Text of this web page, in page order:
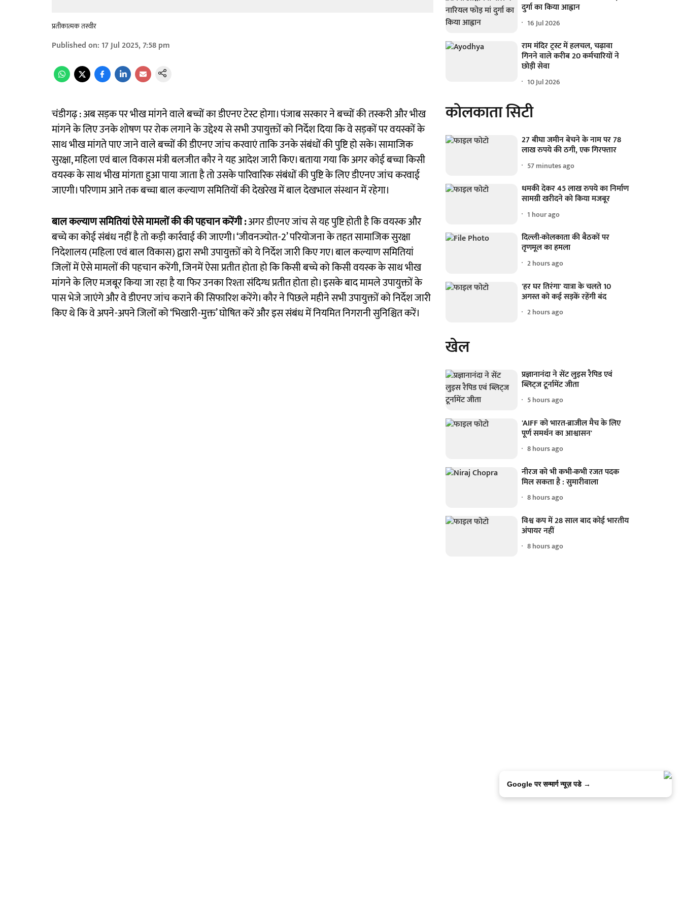
प्रतीकात्मक तस्वीर
Published on: 17 Jul 2025, 7:58 pm
चंडीगढ़ : अब सड़क पर भीख मांगने वाले बच्चों का डीएनए टेस्ट होगा। पंजाब सरकार ने बच्चों की तस्करी और भीख
मांगने के लिए उनके शोषण पर रोक लगाने के उद्देश्य से सभी उपायुक्तों को निर्देश दिया कि वे सड़कों पर वयस्कों के
साथ भीख मांगते पाए जाने वाले बच्चों की डीएनए जांच करवाएं ताकि उनके संबंधों की पुष्टि हो सके। सामाजिक
सुरक्षा, महिला एवं बाल विकास मंत्री बलजीत कौर ने यह आदेश जारी किए। बताया गया कि अगर कोई बच्चा किसी
वयस्क के साथ भीख मांगता हुआ पाया जाता है तो उसके पारिवारिक संबंधों की पुष्टि के लिए डीएनए जांच करवाई
जाएगी। परिणाम आने तक बच्चा बाल कल्याण समितियों की देखरेख में बाल देखभाल संस्थान में रहेगा।
बाल कल्याण समितियां ऐसे मामलों की की पहचान करेंगी :अगर डीएनए जांच से यह पुष्टि होती है कि वयस्क और
बच्चे का कोई संबंध नहीं है तो कड़ी कार्रवाई की जाएगी। ‘जीवनज्योत-2’ परियोजना के तहत सामाजिक सुरक्षा
निदेशालय (महिला एवं बाल विकास) द्वारा सभी उपायुक्तों को ये निर्देश जारी किए गए। बाल कल्याण समितियां
जिलों में ऐसे मामलों की पहचान करेंगी, जिनमें ऐसा प्रतीत होता हो कि किसी बच्चे को किसी वयस्क के साथ भीख
मांगने के लिए मजबूर किया जा रहा है या फिर उनका रिश्ता संदिग्ध प्रतीत होता हो। इसके बाद मामले उपायुक्तों के
पास भेजे जाएंगे और वे डीएनए जांच कराने की सिफारिश करेंगे। कौर ने पिछले महीने सभी उपायुक्तों को निर्देश जारी
किए थे कि वे अपने-अपने जिलों को ‘भिखारी-मुक्त’ घोषित करें और इस संबंध में नियमित निगरानी सुनिश्चित करें।
दुर्गा का किया आह्वान
16 Jul 2026
राम मंदिर ट्रस्ट में हलचल, चढ़ावा
गिनने वाले करीब 20 कर्मचारियों ने
छोड़ी सेवा
10 Jul 2026
कोलकाता सिटी
27 बीघा जमीन बेचने के नाम पर 78
लाख रुपये की ठगी, एक गिरफ्तार
57 minutes ago
धमकी देकर 45 लाख रुपये का निर्माण
सामग्री खरीदने को किया मजबूर
1 hour ago
दिल्ली-कोलकाता की बैठकों पर
तृणमूल का हमला
2 hours ago
'हर घर तिरंगा' यात्रा के चलते 10
अगस्त को कई सड़कें रहेंगी बंद
2 hours ago
खेल
प्रज्ञानानंदा ने सेंट लुइस रैपिड एवं
ब्लिट्ज टूर्नामेंट जीता
5 hours ago
'AIFF को भारत-ब्राजील मैच के लिए
पूर्ण समर्थन का आश्वासन'
8 hours ago
नीरज को भी कभी-कभी रजत पदक
मिल सकता है : सुमारीवाला
8 hours ago
विश्व कप में 28 साल बाद कोई भारतीय
अंपायर नहीं
8 hours ago
Google पर सन्मार्ग न्यूज़ पडे →